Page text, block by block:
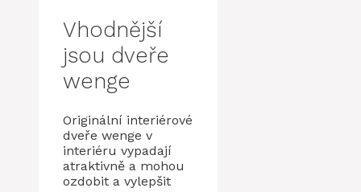
Vhodnější
jsou dveře
wenge
Originální interiérové
​​dveře wenge v
interiéru vypadají
atraktivně a mohou
ozdobit a vylepšit